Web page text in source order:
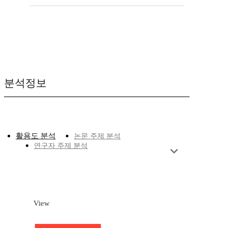
분석정보
활용도 분석
논문 주제 분석
연구자 주제 분석
View